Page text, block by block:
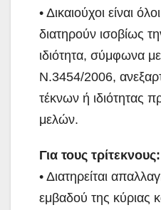
• Δικαιούχοι είναι
διατηρούν ισοβίως
ιδιότητα, σύμφωνα
Ν.3454/2006,
τέκνων ή ιδιότητας
μελών.
Για τους τρίτεκνους:
• Διατηρείται
εμβαδού της κύριας